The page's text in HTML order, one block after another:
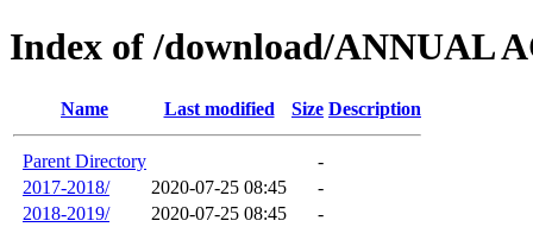
Index of /download/ANNUAL
Name Last modified Size Description
Parent Directory
-
2017-2018/
2020-07-25 08:45
-
2018-2019/
2020-07-25 08:45
-